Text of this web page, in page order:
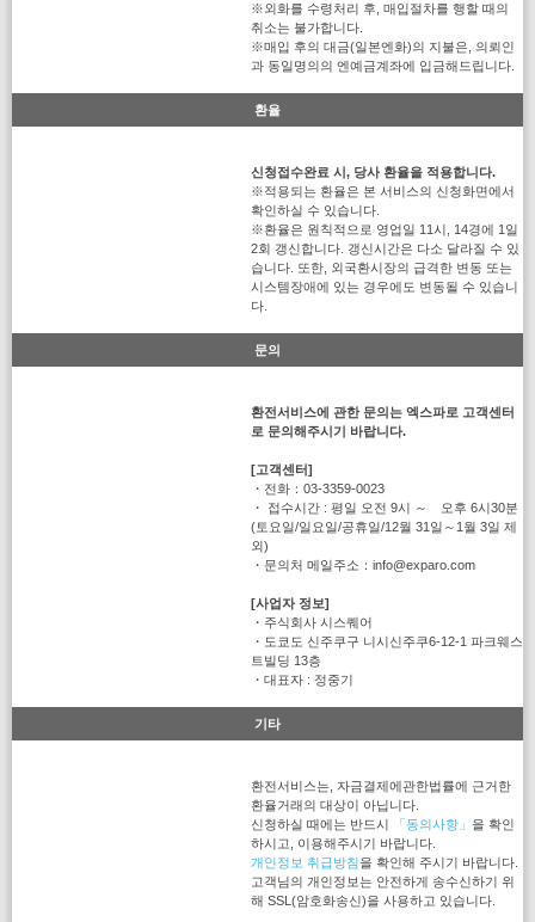
※외화를 수령처리 후, 매입절차를 행할 때의
취소는 불가합니다.
※매입 후의 대금(일본엔화)의 지불은, 의뢰인
과 동일명의의 엔예금계좌에 입금해드립니다.
환율
신청접수완료 시, 당사 환율을 적용합니다.
※적용되는 환율은 본 서비스의 신청화면에서
확인하실 수 있습니다.
※환율은 원칙적으로 영업일 11시, 14경에 1일
2회 갱신합니다. 갱신시간은 다소 달라질 수 있
습니다. 또한, 외국환시장의 급격한 변동 또는
시스템장애에 있는 경우에도 변동될 수 있습니
다.
문의
환전서비스에 관한 문의는 엑스파로 고객센터
로 문의해주시기 바랍니다.
[고객센터]
・전화：03-3359-0023
・ 접수시간 : 평일 오전 9시 ～ 오후 6시30분
(토요일/일요일/공휴일/12월 31일～1월 3일 제
외)
・문의처 메일주소：info@exparo.com
[사업자 정보]
・주식회사 시스퀘어
・도쿄도 신주쿠구 니시신주쿠6-12-1 파크웨스
트빌딩 13층
・대표자 : 정중기
기타
환전서비스는, 자금결제에관한법률에 근거한
환율거래의 대상이 아닙니다.
신청하실 때에는 반드시
「동의사항」 을 확인
하시고, 이용해주시기 바랍니다.
개인정보 취급방침을 확인해 주시기 바랍니다.
고객님의 개인정보는 안전하게 송수신하기 위
해 SSL(암호화송신)을 사용하고 있습니다.